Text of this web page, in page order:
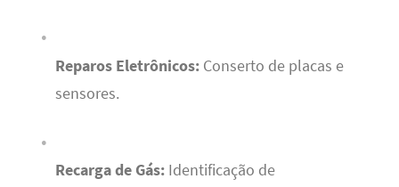
Reparos Eletrônicos:Conserto de placas e
sensores.
Recarga de Gás:Identificação de